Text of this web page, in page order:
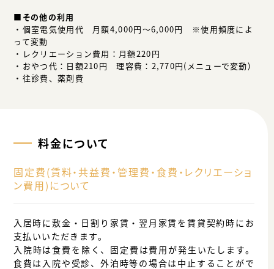
■その他の利用
・個室電気使用代 月額4,000円～6,000円 ※使用頻度によ
って変動
・レクリエーション費用：月額220円
・おやつ代：日額210円 理容費：2,770円(メニューで変動)
・往診費、薬剤費
料金について
固定費(賃料・共益費・管理費・食費・レクリエーショ
ン費用)について
入居時に敷金・日割り家賃・翌月家賃を賃貸契約時にお
支払いいただきます。
入院時は食費を除く、固定費は費用が発生いたします。
食費は入院や受診、外泊時等の場合は中止することがで